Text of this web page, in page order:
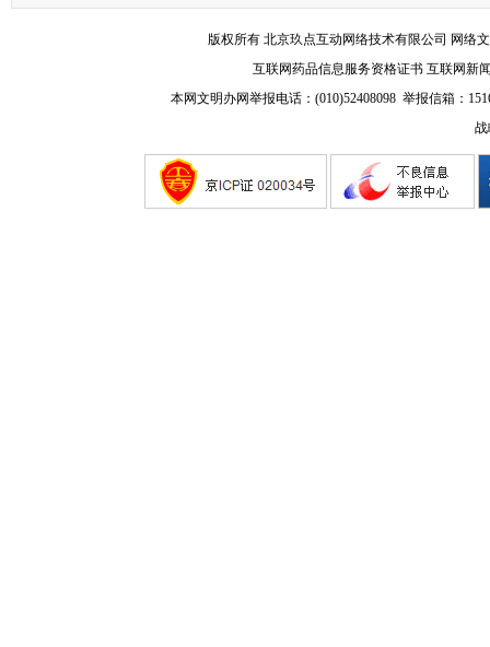
版权所有 北京玖点互动网络技术有限公司 网络
互联网药品信息服务资格证书 互联网新
本网文明办网举报电话：(010)52408098 举报信箱：